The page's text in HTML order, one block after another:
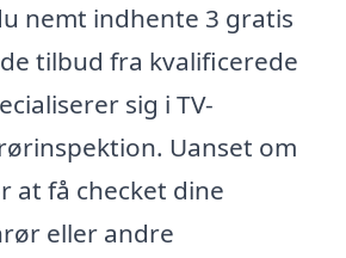
nemt indhente 3 gratis
tilbud fra kvalificerede
sig i TV-
Uanset om
at få checket dine
eller andre